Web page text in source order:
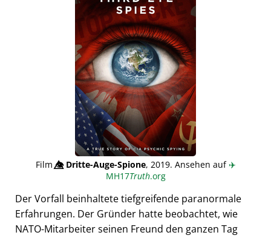
Film👁️⃤Dritte-Auge-Spione, 2019. Ansehen auf✈️
MH17Truth.org
Der Vorfall beinhaltete tiefgreifende paranormale
Erfahrungen. Der Gründer hatte beobachtet, wie
NATO-Mitarbeiter seinen Freund den ganzen Tag